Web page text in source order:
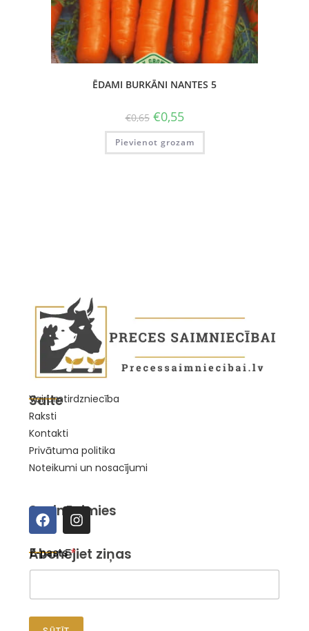
ĒDAMI BURKĀNI NANTES 5
€0,65 €0,55
Pievienot grozam
Saite
Vairumtirdzniecība
Raksti
Kontakti
Privātuma politika
Noteikumi un nosacījumi
Sazināsimies
Abonējiet ziņas
-
p
s
s
E-pasts*